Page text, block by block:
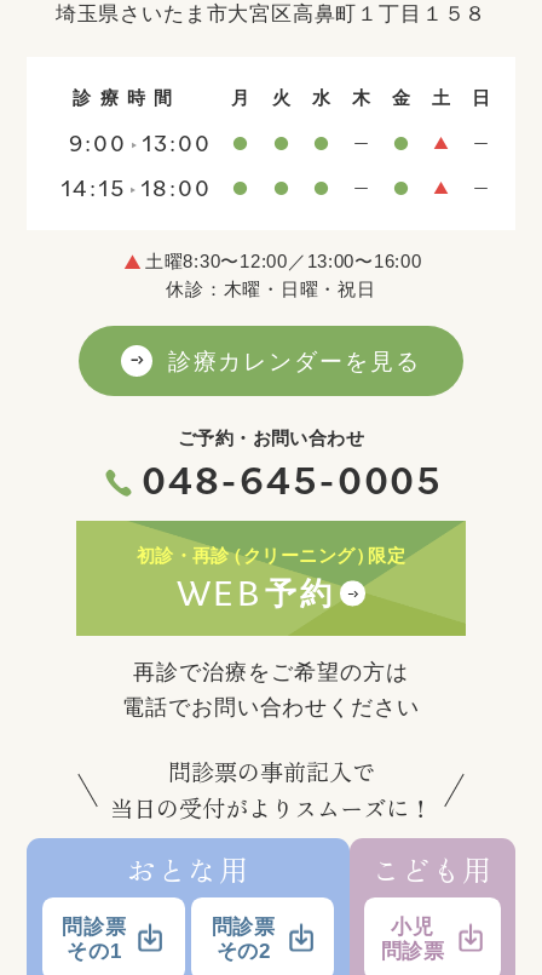
埼玉県さいたま市大宮区高鼻町１丁目１５８
診療時間 月 火 水 木 金 土 日
9:00
13:00
14:15 18:00
土曜8:30〜12:00／13:00〜16:00
休診：木曜・日曜・祝日
診療カレンダーを見る
ご予約・お問い合わせ
048-645-0005
初診・再診（クリーニング）限定
WEB 予約
再診で治療をご希望の方は
電話でお問い合わせください
問診票の事前記入で
当日の受付がよりスムーズに！
おとな用
問診票
その1
問診票
その2
こども用
小児
問診票